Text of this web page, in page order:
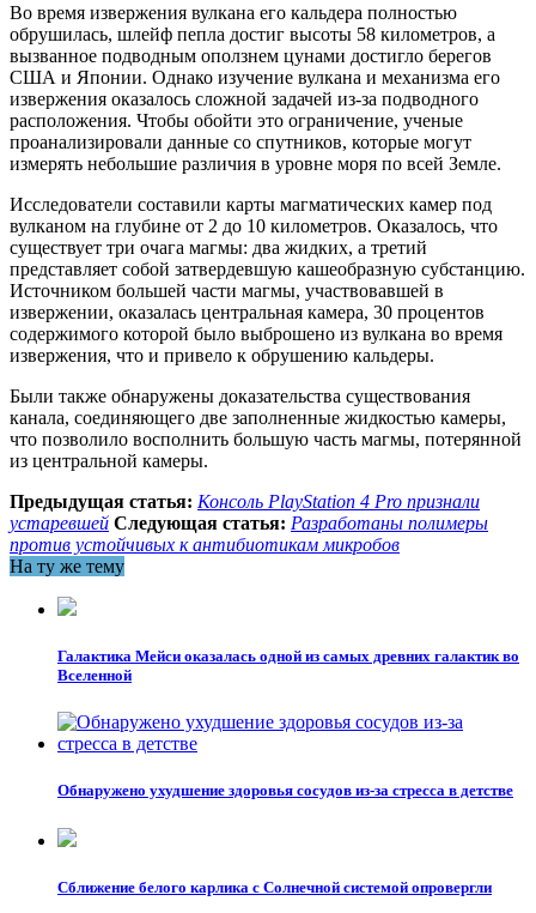
Во время извержения вулкана его кальдера полностью
обрушилась, шлейф пепла достиг высоты 58 километров, а
вызванное подводным оползнем цунами достигло берегов
США и Японии. Однако изучение вулкана и механизма его
извержения оказалось сложной задачей из-за подводного
расположения. Чтобы обойти это ограничение, ученые
проанализировали данные со спутников, которые могут
измерять небольшие различия в уровне моря по всей Земле.
Исследователи составили карты магматических камер под
вулканом на глубине от 2 до 10 километров. Оказалось, что
существует три очага магмы: два жидких, а третий
представляет собой затвердевшую кашеобразную субстанцию.
Источником большей части магмы, участвовавшей в
извержении, оказалась центральная камера, 30 процентов
содержимого которой было выброшено из вулкана во время
извержения, что и привело к обрушению кальдеры.
Были также обнаружены доказательства существования
канала, соединяющего две заполненные жидкостью камеры,
что позволило восполнить большую часть магмы, потерянной
из центральной камеры.
Предыдущая статья: Консоль PlayStation 4 Pro признали
устаревшей Следующая статья: Разработаны полимеры
против устойчивых к антибиотикам микробов
На ту же тему
Галактика Мейси оказалась одной из самых древних галактик во
Вселенной
Обнаружено ухудшение здоровья сосудов из-за стресса в детстве
Сближение белого карлика с Солнечной системой опровергли